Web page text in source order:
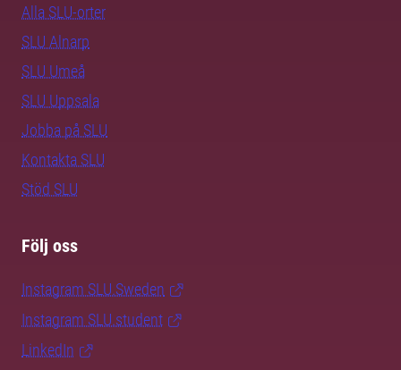
Alla SLU-orter
SLU Alnarp
SLU Umeå
SLU Uppsala
Jobba på SLU
Kontakta SLU
Stöd SLU
Följ oss
Instagram SLU.Sweden
Instagram SLU.student
LinkedIn